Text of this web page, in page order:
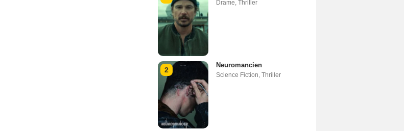
Drame, Thriller
2
Neuromancien
Science Fiction, Thriller